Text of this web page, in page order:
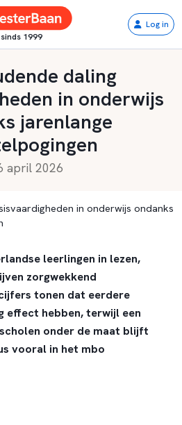
sinds 1999
Log in
daling
in onderwijs
jarenlange
april 2026
leerlingen in lezen,
zorgwekkend
tonen dat eerdere
effect hebben, terwijl een
onder de maat blijft
vooral in het mbo